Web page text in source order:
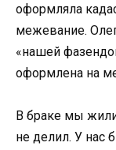
оформляла
межевание.
«нашей
оформлена на
В браке мы жили
не делил. У нас